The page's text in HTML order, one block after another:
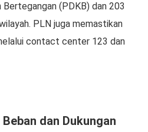
Bertegangan (PDKB) dan 203
PLN juga memastikan
contact center 123 dan
dan Dukungan